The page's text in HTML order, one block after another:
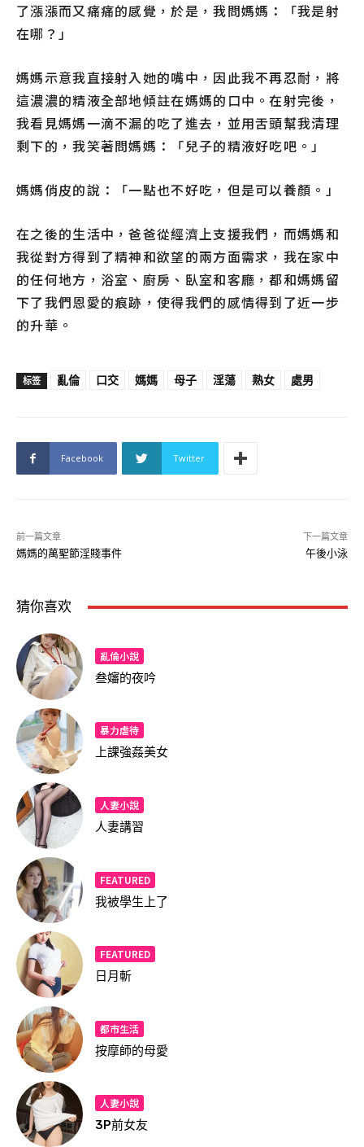
了漲漲而又痛痛的感覺，於是，我問媽媽：「我是射
在哪？」
媽媽示意我直接射入她的嘴中，因此我不再忍耐，將
這濃濃的精液全部地傾註在媽媽的口中。在射完後，
我看見媽媽一滴不漏的吃了進去，並用舌頭幫我清理
剩下的，我笑著問媽媽：「兒子的精液好吃吧。」
媽媽俏皮的說：「一點也不好吃，但是可以養顏。」
在之後的生活中，爸爸從經濟上支援我們，而媽媽和
我從對方得到了精神和欲望的兩方面需求，我在家中
的任何地方，浴室、廚房、臥室和客廳，都和媽媽留
下了我們恩愛的痕跡，使得我們的感情得到了近一步
的升華。
标签 亂倫 口交 媽媽 母子 淫蕩 熟女 處男
Facebook Twitter
前一篇文章
媽媽的萬聖節淫賤事件
下一篇文章
午後小泳
猜你喜欢
亂倫小說
叁嬸的夜吟
暴力虐待
上課強姦美女
人妻小說
人妻講習
FEATURED
我被學生上了
FEATURED
日月斬
都市生活
按摩師的母愛
人妻小說
3P前女友